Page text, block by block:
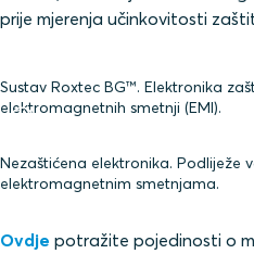
prije mjerenja učinkovitosti
Sustav Roxtec BG™. Elektronika
elektromagnetnih smetnji (EMI).
Nezaštićena elektronika. Podliježe
elektromagnetnim smetnjama.
Ovdje potražite pojedinosti o